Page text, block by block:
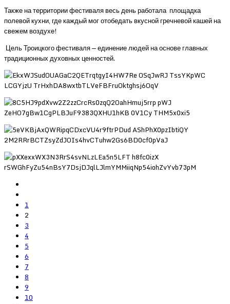
Также на территории фестиваля весь день работала площадка
полевой кухни, где каждый мог отобедать вкусной гречневой кашей на
свежем воздухе!
Цель Троицкого фестиваля — единение людей на основе главных
традиционных духовных ценностей.
1
2
3
4
5
6
7
8
9
10